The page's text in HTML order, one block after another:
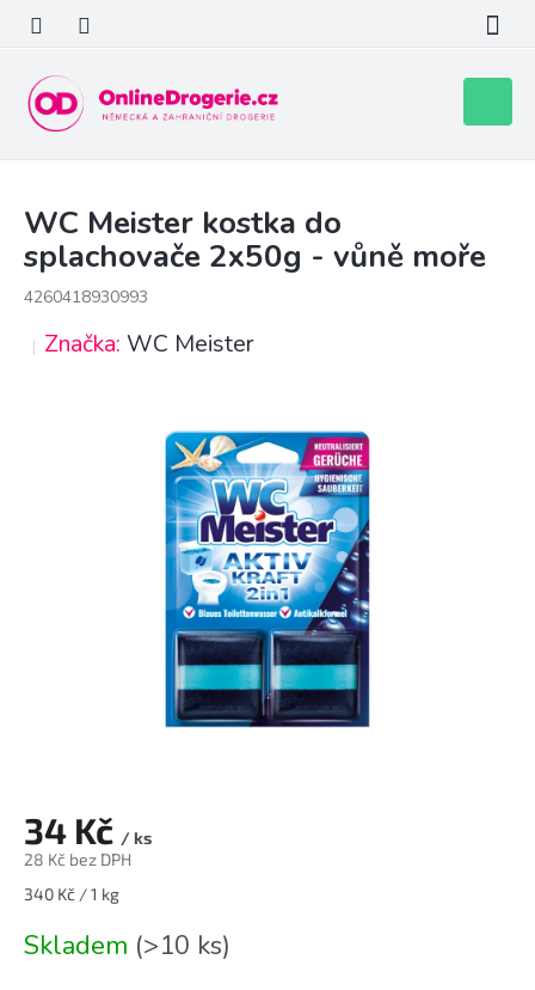
obsah
košík
WC Meister kostka do
splachovače 2x50g - vůně moře
4260418930993
Značka: WC Meister
34 Kč / ks
28 Kč bez DPH
Měrná
340 Kč / 1 kg
Skladem (>10 ks)